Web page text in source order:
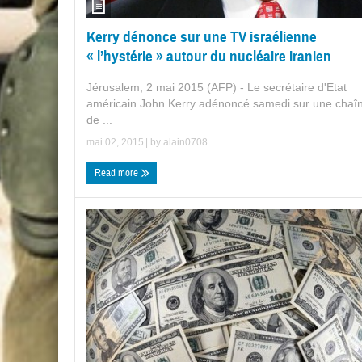
Kerry dénonce sur une TV israélienne
« l’hystérie » autour du nucléaire iranien
Jérusalem, 2 mai 2015 (AFP) - Le secrétaire d'Etat
américain John Kerry adénoncé samedi sur une
de ...
mai 02, 2015 | by alain0708
Read more